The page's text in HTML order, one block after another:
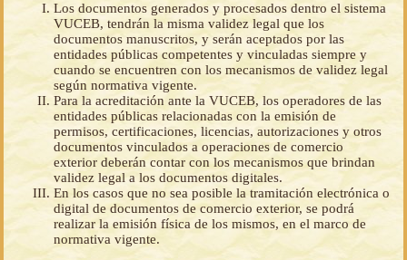
Los documentos generados y procesados dentro el sistema
VUCEB, tendrán la misma validez legal que los
documentos manuscritos, y serán aceptados por las
entidades públicas competentes y vinculadas siempre y
cuando se encuentren con los mecanismos de validez legal
según normativa vigente.
Para la acreditación ante la VUCEB, los operadores de las
entidades públicas relacionadas con la emisión de
permisos, certificaciones, licencias, autorizaciones y otros
documentos vinculados a operaciones de comercio
exterior deberán contar con los mecanismos que brindan
validez legal a los documentos digitales.
En los casos que no sea posible la tramitación electrónica o
digital de documentos de comercio exterior, se podrá
realizar la emisión física de los mismos, en el marco de
normativa vigente.